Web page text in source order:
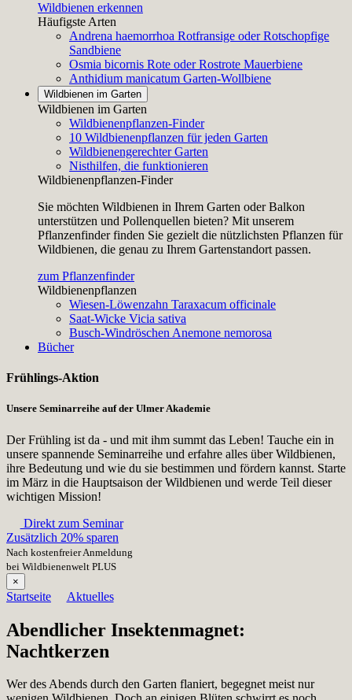
Wildbienen erkennen
Häufigste Arten
Andrena haemorrhoa Rotfransige oder Rotschopfige
Sandbiene
Osmia bicornis Rote oder Rostrote Mauerbiene
Anthidium manicatum Garten-Wollbiene
Wildbienen im Garten
Wildbienen im Garten
Wildbienenpflanzen-Finder
10 Wildbienenpflanzen für jeden Garten
Wildbienengerechter Garten
Nisthilfen, die funktionieren
Wildbienenpflanzen-Finder
Sie möchten Wildbienen in Ihrem Garten oder Balkon
unterstützen und Pollenquellen bieten? Mit unserem
Pflanzenfinder finden Sie gezielt die nützlichsten Pflanzen für
Wildbienen, die genau zu Ihrem Gartenstandort passen.
zum Pflanzenfinder
Wildbienenpflanzen
Wiesen-Löwenzahn Taraxacum officinale
Saat-Wicke Vicia sativa
Busch-Windröschen Anemone nemorosa
Bücher
Frühlings-Aktion
Unsere Seminarreihe auf der Ulmer Akademie
Der Frühling ist da - und mit ihm summt das Leben! Tauche ein in
unsere spannende Seminarreihe und erfahre alles über Wildbienen,
ihre Bedeutung und wie du sie bestimmen und fördern kannst. Starte
im März in die Hauptsaison der Wildbienen und werde Teil dieser
wichtigen Mission!
Direkt zum Seminar
Zusätzlich 20% sparen
Nach kostenfreier Anmeldung
bei Wildbienenwelt PLUS
×
Startseite Aktuelles
Abendlicher Insektenmagnet:
Nachtkerzen
Wer des Abends durch den Garten flaniert, begegnet meist nur